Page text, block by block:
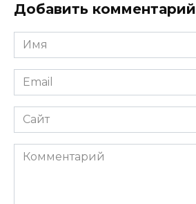
Добавить комментарий
Имя
*
Email
*
Сайт
Комментарий